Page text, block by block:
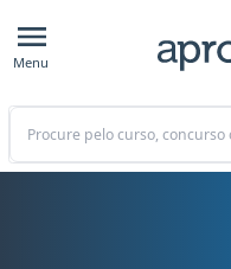
Menu
Buscar